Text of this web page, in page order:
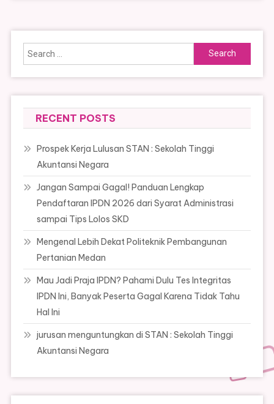
Search
for:
RECENT POSTS
Prospek Kerja Lulusan STAN : Sekolah Tinggi
Akuntansi Negara
Jangan Sampai Gagal! Panduan Lengkap
Pendaftaran IPDN 2026 dari Syarat Administrasi
sampai Tips Lolos SKD
Mengenal Lebih Dekat Politeknik Pembangunan
Pertanian Medan
Mau Jadi Praja IPDN? Pahami Dulu Tes Integritas
IPDN Ini, Banyak Peserta Gagal Karena Tidak Tahu
Hal Ini
jurusan menguntungkan di STAN : Sekolah Tinggi
Akuntansi Negara